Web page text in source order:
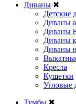
Диваны ✖
Детские
Диваны
Диваны
Диваны
Диваны
Кресла
Кушетки
Угловые
Тумбы ✖